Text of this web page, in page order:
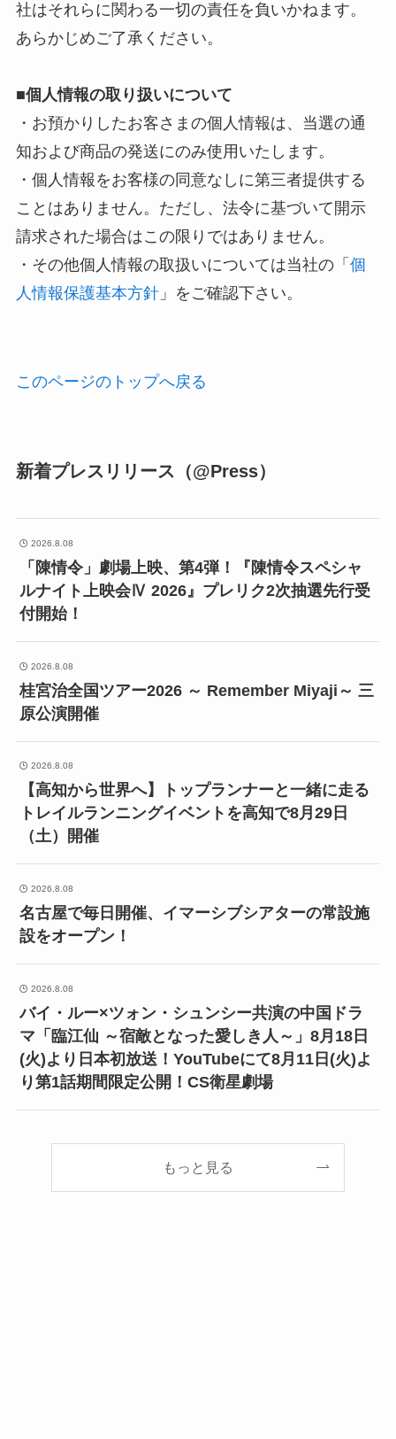
社はそれらに関わる一切の責任を負いかねます。
あらかじめご了承ください。
■個人情報の取り扱いについて
・お預かりしたお客さまの個人情報は、当選の通
知および商品の発送にのみ使用いたします。
・個人情報をお客様の同意なしに第三者提供する
ことはありません。ただし、法令に基づいて開示
請求された場合はこの限りではありません。
・その他個人情報の取扱いについては当社の「 個
人情報保護基本方針」をご確認下さい。
このページのトップへ戻る
新着プレスリリース（@Press）
2026.8.08
「陳情令」劇場上映、第4弾！『陳情令スペシャ
ルナイト上映会Ⅳ 2026』プレリク2次抽選先行受
付開始！
2026.8.08
桂宮治全国ツアー2026 ～ Remember Miyaji～ 三
原公演開催
2026.8.08
【高知から世界へ】トップランナーと一緒に走る
トレイルランニングイベントを高知で8月29日
（土）開催
2026.8.08
名古屋で毎日開催、イマーシブシアターの常設施
設をオープン！
2026.8.08
バイ・ルー×ツォン・シュンシー共演の中国ドラ
マ「臨江仙 ～宿敵となった愛しき人～」8月18日
(火)より日本初放送！YouTubeにて8月11日(火)よ
り第1話期間限定公開！CS衛星劇場
もっと見る